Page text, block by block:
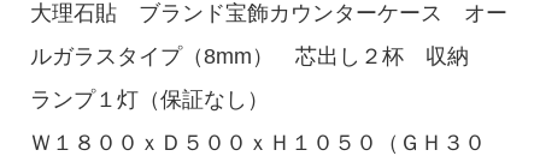
大理石貼 ブランド宝飾カウンターケース オー
ルガラスタイプ（8mm） 芯出し２杯 収納
ランプ１灯（保証なし）
Ｗ１８００ｘＤ５００ｘＨ１０５０（ＧＨ３０